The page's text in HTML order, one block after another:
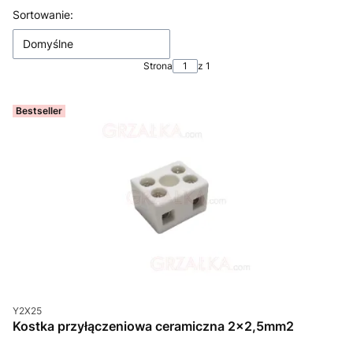
Lista produktów
Sortowanie:
Domyślne
Strona z 1
Bestseller
Kod produktu
Y2X25
Kostka przyłączeniowa ceramiczna 2x2,5mm2